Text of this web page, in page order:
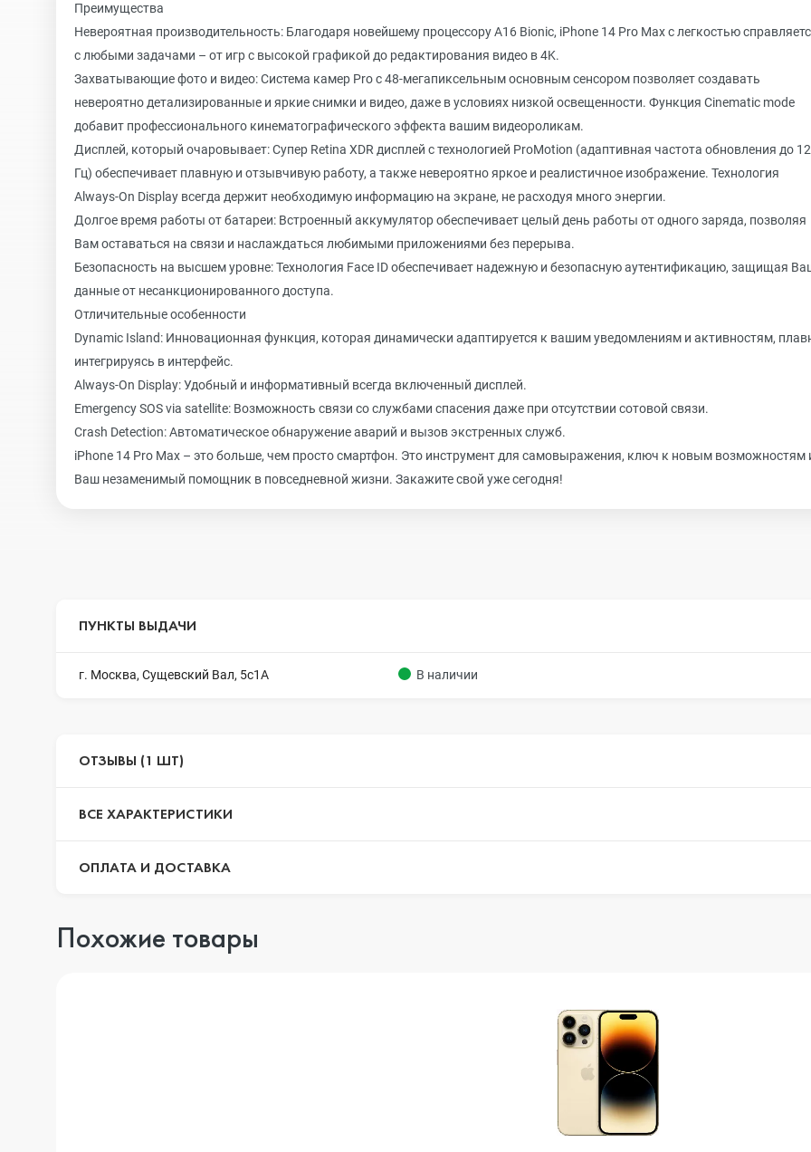
Преимущества
Невероятная производительность: Благодаря новейшему процессору A16 Bionic, iPhone 14 Pro Max с легкостью
с любыми задачами – от игр с высокой графикой до редактирования видео в 4K.
Захватывающие фото и видео: Система камер Pro с 48-мегапиксельным основным сенсором позволяет создавать
невероятно детализированные и яркие снимки и видео, даже в условиях низкой освещенности. Функция Cinematic mode
добавит профессионального кинематографического эффекта вашим видеороликам.
Дисплей, который очаровывает: Супер Retina XDR дисплей с технологией ProMotion (адаптивная частота обновления до
Гц) обеспечивает плавную и отзывчивую работу, а также невероятно яркое и реалистичное изображение. Технология
Always-On Display всегда держит необходимую информацию на экране, не расходуя много энергии.
Долгое время работы от батареи: Встроенный аккумулятор обеспечивает целый день работы от одного заряда, позволяя
Вам оставаться на связи и наслаждаться любимыми приложениями без перерыва.
Безопасность на высшем уровне: Технология Face ID обеспечивает надежную и безопасную аутентификацию, защищая
данные от несанкционированного доступа.
Отличительные особенности
Dynamic Island: Инновационная функция, которая динамически адаптируется к вашим уведомлениям и активностям,
интегрируясь в интерфейс.
Always-On Display: Удобный и информативный всегда включенный дисплей.
Emergency SOS via satellite: Возможность связи со службами спасения даже при отсутствии сотовой связи.
Crash Detection: Автоматическое обнаружение аварий и вызов экстренных служб.
iPhone 14 Pro Max – это больше, чем просто смартфон. Это инструмент для самовыражения, ключ к новым возможностям
Ваш незаменимый помощник в повседневной жизни. Закажите свой уже сегодня!
ПУНКТЫ ВЫДАЧИ
г. Москва, Сущевский Вал, 5с1А В наличии
ОТЗЫВЫ (1 ШТ)
ВСЕ ХАРАКТЕРИСТИКИ
ОПЛАТА И ДОСТАВКА
Похожие товары